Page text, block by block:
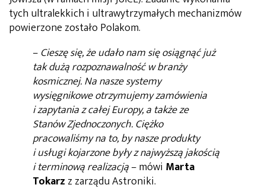
tych ultralekkich i ultrawytrzymałych mechanizmów
powierzone zostało Polakom.
– Cieszę się, że udało nam się osiągnąć już
tak dużą rozpoznawalność w branży
kosmicznej. Na nasze systemy
wysięgnikowe otrzymujemy zamówienia
i zapytania z całej Europy, a także ze
Stanów Zjednoczonych. Ciężko
pracowaliśmy na to, by nasze produkty
i usługi kojarzone były z najwyższą jakością
i terminową realizacją– mówi Marta
Tokarz z zarządu Astroniki.